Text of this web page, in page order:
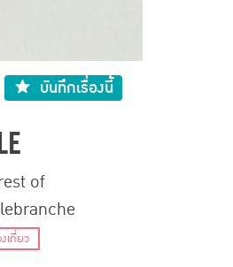
บันทึกเรื่องนี้
of
: คาเฟ่เบเก
เที่ยว